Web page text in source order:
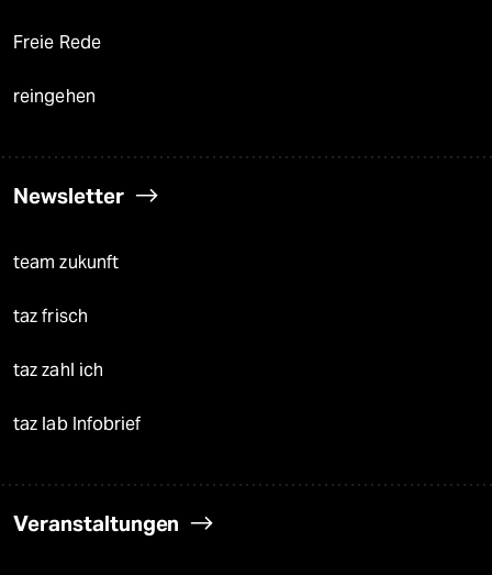
Freie Rede
reingehen
Newsletter
team zukunft
taz frisch
taz zahl ich
taz lab Infobrief
Veranstaltungen